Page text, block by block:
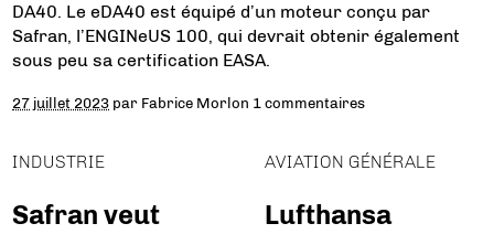
DA40. Le eDA40 est équipé d’un moteur conçu par
Safran, l’ENGINeUS 100, qui devrait obtenir également
sous peu sa certification EASA.
27 juillet 2023 par Fabrice Morlon 1 commentaires
INDUSTRIE
Safran veut
AVIATION GÉNÉRALE
Lufthansa